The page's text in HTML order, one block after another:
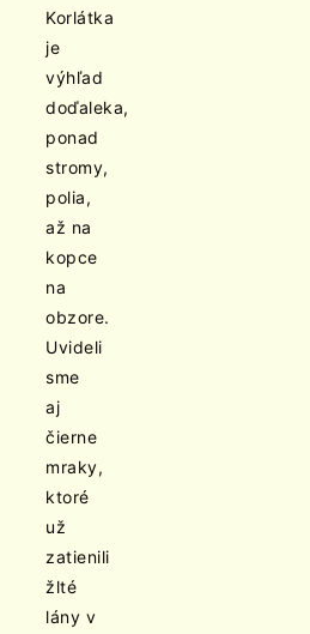
Korlátka
je
výhľad
doďaleka,
ponad
stromy,
polia,
až na
kopce
na
obzore.
Uvideli
sme
aj
čierne
mraky,
ktoré
už
zatienili
žlté
lány v